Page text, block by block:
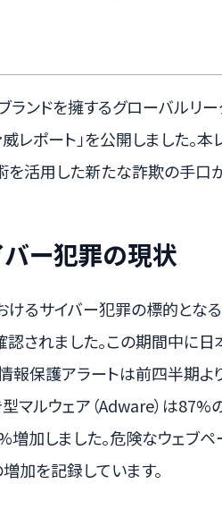
ランドを擁するグローバルリ
レポート」を公開しました。
を活用した新たな詐欺の手口
ー犯罪の現状
るサイバー犯罪の標的とな
されました。この期間中に
報保護アラートは前四半期よ
マルウェア（Adware）は87%
増加しました。危険なウェブ
加を記録しています。